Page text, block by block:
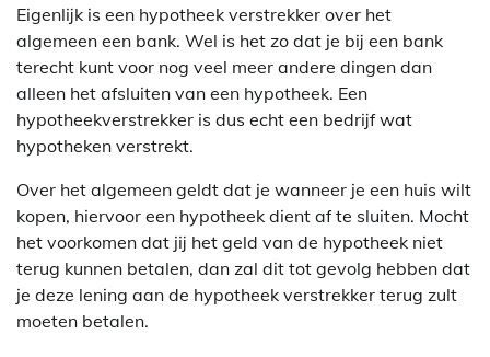
Eigenlijk is een hypotheek verstrekker over het
algemeen een bank. Wel is het zo dat je bij een bank
terecht kunt voor nog veel meer andere dingen dan
alleen het afsluiten van een hypotheek. Een
hypotheekverstrekker is dus echt een bedrijf wat
hypotheken verstrekt.
Over het algemeen geldt dat je wanneer je een huis wilt
kopen, hiervoor een hypotheek dient af te sluiten. Mocht
het voorkomen dat jij het geld van de hypotheek niet
terug kunnen betalen, dan zal dit tot gevolg hebben dat
je deze lening aan de hypotheek verstrekker terug zult
moeten betalen.